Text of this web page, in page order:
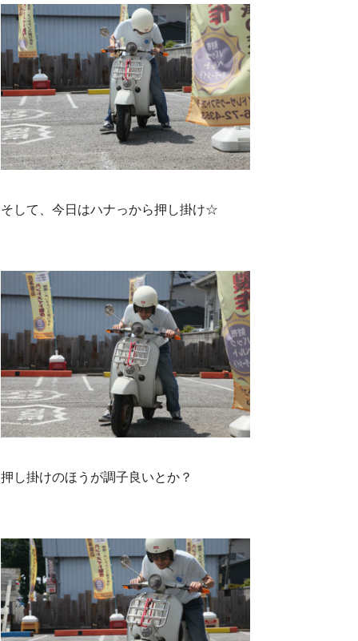
そして、今日はハナっから押し掛け☆
押し掛けのほうが調子良いとか？